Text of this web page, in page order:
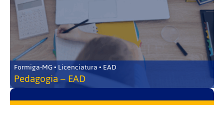
Formiga-MG • Licenciatura • EAD
Pedagogia – EAD